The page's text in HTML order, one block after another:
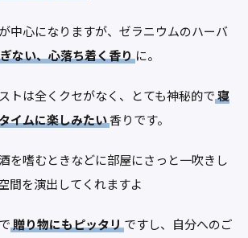
中心になりますが、ゼラニウムのハーバ
ない、心落ち着く香りに。
トは全くクセがなく、とても神秘的で寝
イムに楽しみたい香りです。
を嗜むときなどに部屋にさっと一吹きし
間を演出してくれますよ
贈り物にもピッタリですし、自分へのご